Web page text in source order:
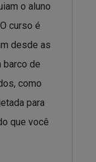
o aluno
curso é
desde as
barco de
como
para
que você